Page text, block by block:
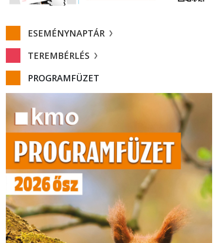
ESEMÉNYNAPTÁR
TEREMBÉRLÉS
PROGRAMFÜZET